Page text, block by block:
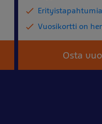
Vuosikortti on
Osta